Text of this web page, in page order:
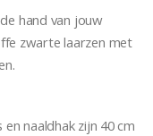
hand van jouw
zwarte laarzen met
naaldhak zijn 40 cm